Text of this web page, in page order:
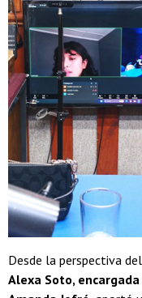
Desde la perspectiva
Alexa Soto,